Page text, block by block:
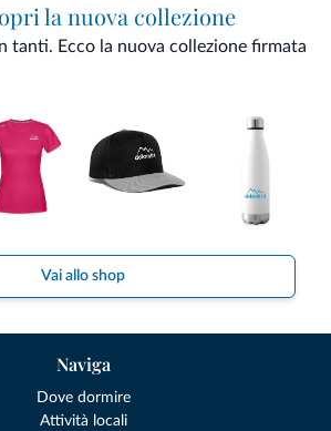
la nuova collezione
tanti. Ecco la nuova collezione firmata
Vai allo shop
Naviga
Dove dormire
Attività locali